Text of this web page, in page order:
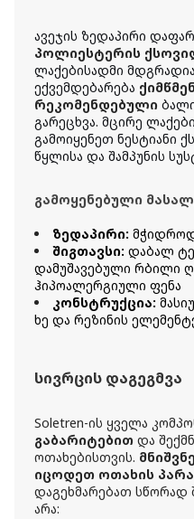
ავეჯის ზედაპირი
პოლიესტერის
ლაქებისადმი
ექვემდებარება
რეკომენდებული
გარეცხვა. მცირე
გამოიყენეთ ნესტიანი
წყლისა და შამპუნის
გამოყენებული
ზედაპირი:
შიგთავსი: დაბალ
დამუშავებული რბილი
ჰიპოალერგიული ფენა
კონსტრუქცია:
ხე და რეზინის
სივრცის დაგეგმვა
Soletren-ის ყველა
გაბარიტებით და
ოთახებისთვის.
იცოდეთ ოთახის
დაგეხმარებათ
არა: